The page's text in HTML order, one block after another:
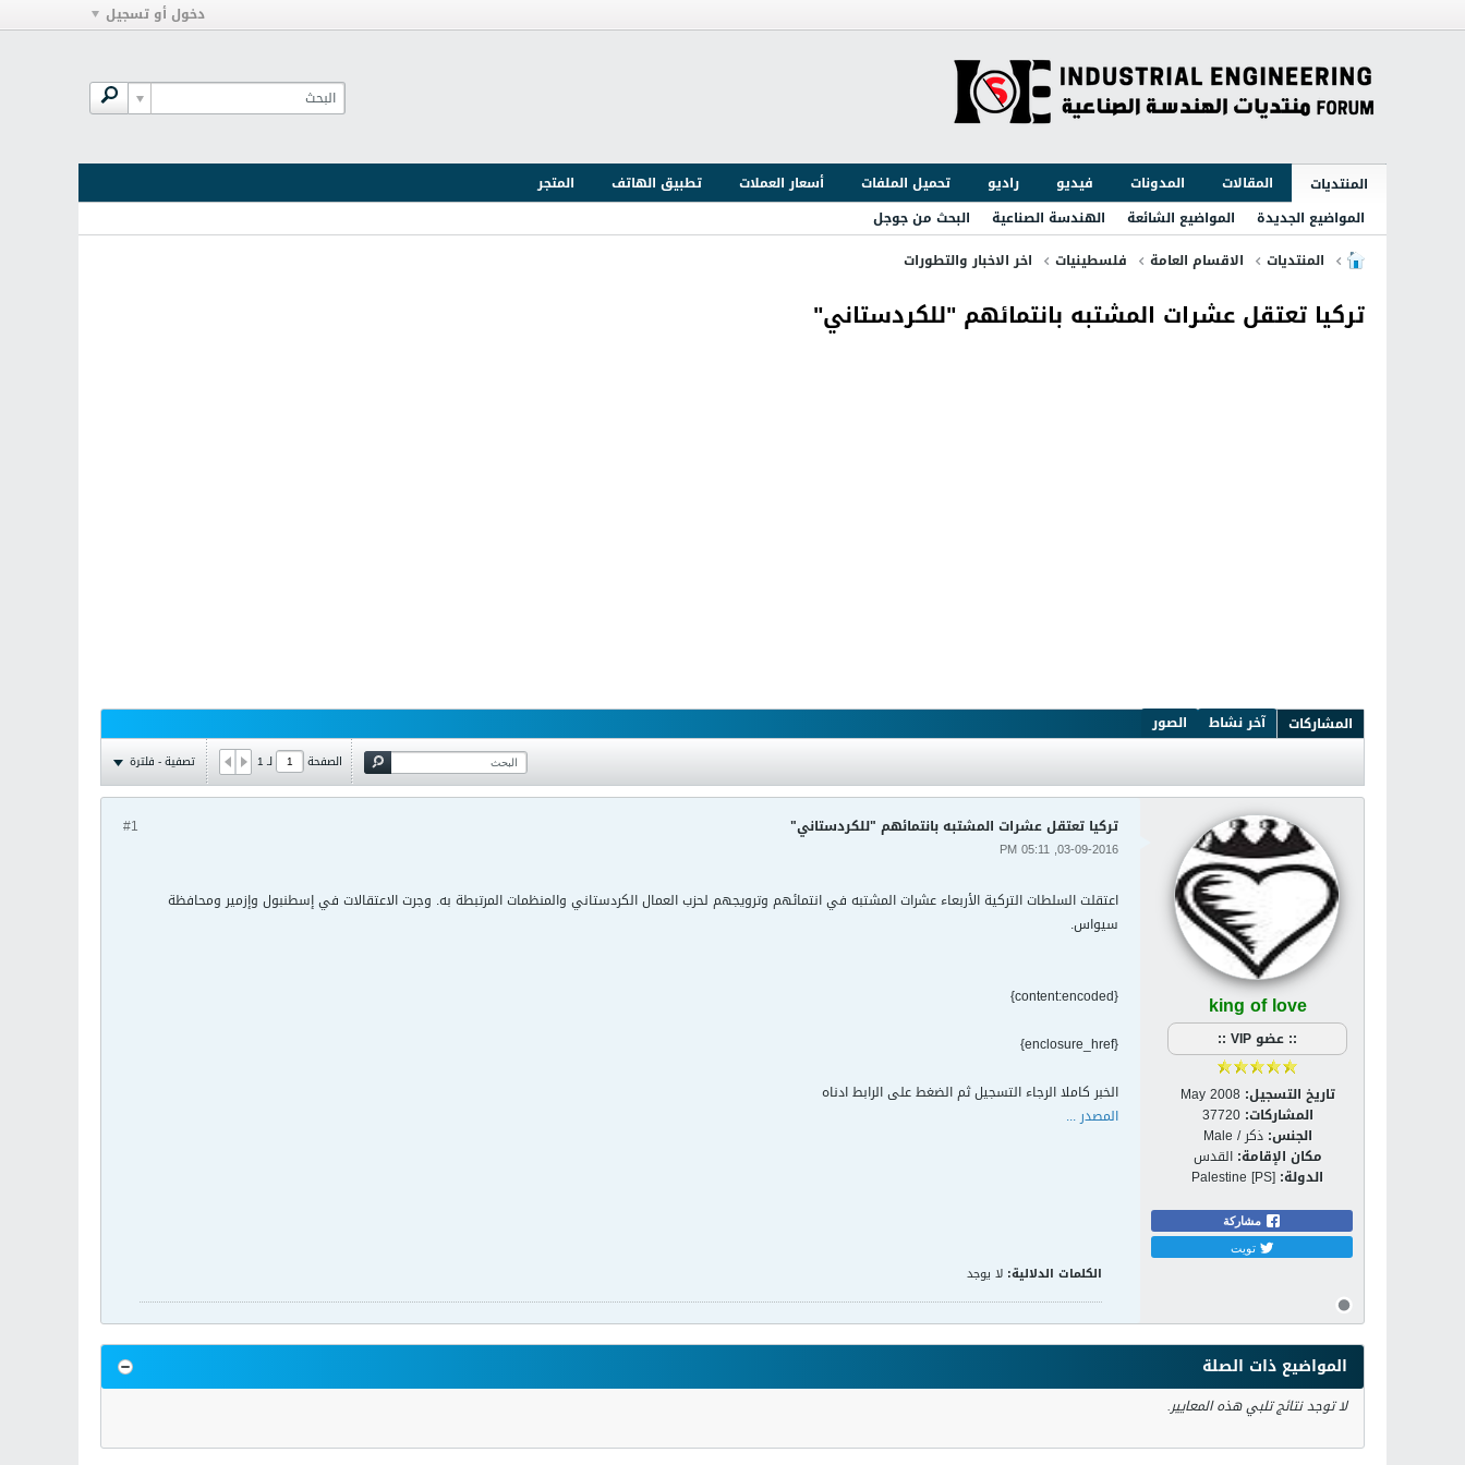
دخول أو تسجيل
المنتديات المقالات المدونات فيديو راديو تحميل الملفات أسعار العملات تطبيق الهاتف
المتجر
المواضيع الجديدة
المواضيع الشائعة الهندسة الصناعية
البحث من جوجل
المنتديات
الاقسام العامة فلسطينيات اخر الاخبار والتطورات
تركيا تعتقل عشرات المشتبه بانتمائهم "للكردستاني"
المشاركات آخر نشاط الصور
الصفحة لـ1 تصفية - فلترة
king of love
:: عضو VIP ::
تاريخ التسجيل: May 2008
المشاركات: 37720
الجنس: ذكر / Male
مكان الإقامة: القدس
الدولة: Palestine [PS]
مشاركة
تويت
#1 تركيا تعتقل عشرات المشتبه بانتمائهم "للكردستاني"
03-09-2016, 05:11 PM
اعتقلت السلطات التركية الأربعاء عشرات المشتبه في انتمائهم وترويجهم لحزب العمال الكردستاني والمنظمات المرتبطة به. وجرت الاعتقالات في إسطنبول وإزمير ومحافظة
سيواس.
{content:encoded}
{enclosure_href}
الخبر كاملا الرجاء التسجيل ثم الضغط على الرابط ادناه
المصدر ...
الكلمات الدلالية: لا يوجد
المواضيع ذات الصلة
لا توجد نتائج تلبي هذه المعايير.